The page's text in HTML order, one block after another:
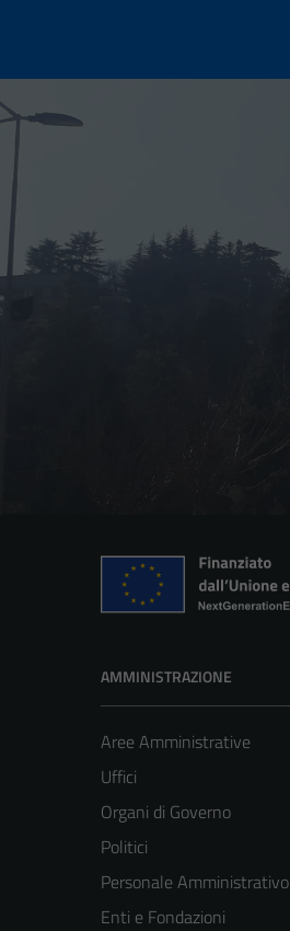
AMMINISTRAZIONE
Aree Amministrative
Uffici
Organi di Governo
Politici
Personale Amministrativo
Enti e Fondazioni